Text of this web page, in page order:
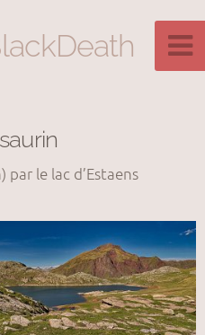
le lac d’Estaens